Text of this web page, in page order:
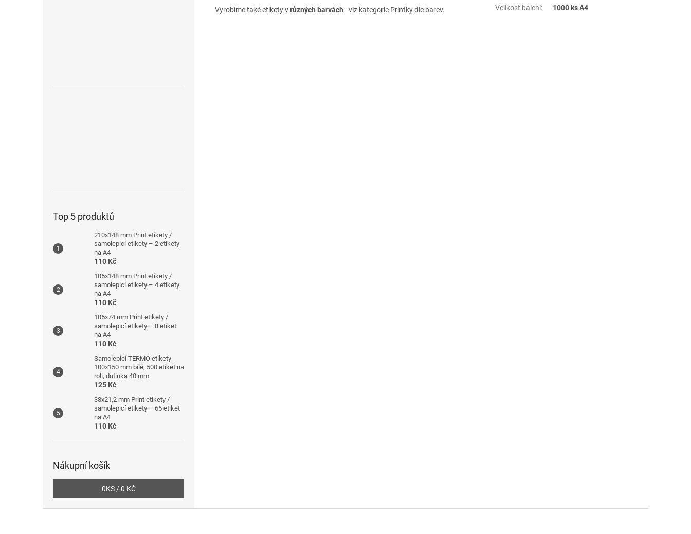
Top 5 produktů
210x148 mm Print etikety /
samolepicí etikety – 2 etikety
na A4
110 Kč
105x148 mm Print etikety /
samolepicí etikety – 4 etikety
na A4
110 Kč
105x74 mm Print etikety /
samolepicí etikety – 8 etiket
na A4
110 Kč
Samolepicí TERMO etikety
100x150 mm bílé, 500 etiket na
roli, dutinka 40 mm
125 Kč
38x21,2 mm Print etikety /
samolepicí etikety – 65 etiket
na A4
110 Kč
Nákupní košík
0KS /0 KČ
Vyrobíme také etikety vrůzných barvách - viz kategorie Printky dle barev.
Velikost balení: 1000 ks A4